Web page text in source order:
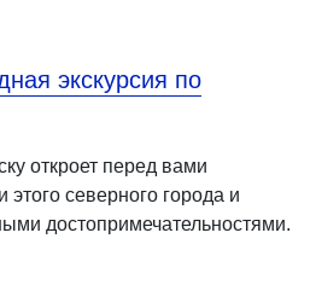
экскурсия по
откроет перед вами
северного города и
достопримечательностями.